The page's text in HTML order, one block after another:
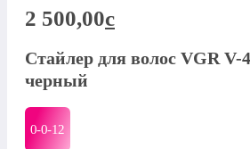
2 500,00c
Стайлер для волос VGR V-
черный
0-0-12